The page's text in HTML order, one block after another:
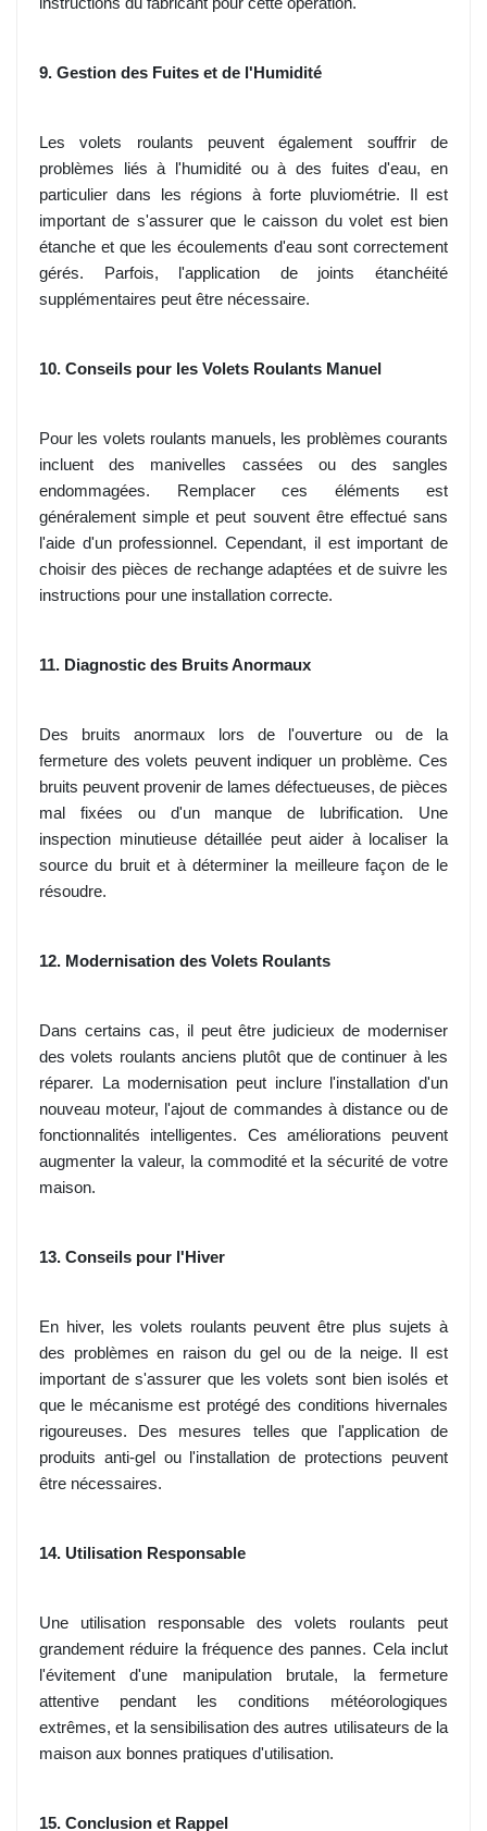
instructions du fabricant pour cette opération.
9. Gestion des Fuites et de l'Humidité
Les volets roulants peuvent également souffrir de
problèmes liés à l'humidité ou à des fuites d'eau, en
particulier dans les régions à forte pluviométrie. Il est
important de s'assurer que le caisson du volet est bien
étanche et que les écoulements d'eau sont correctement
gérés. Parfois, l'application de joints étanchéité
supplémentaires peut être nécessaire.
10. Conseils pour les Volets Roulants Manuel
Pour les volets roulants manuels, les problèmes courants
incluent des manivelles cassées ou des sangles
endommagées. Remplacer ces éléments est
généralement simple et peut souvent être effectué sans
l'aide d'un professionnel. Cependant, il est important de
choisir des pièces de rechange adaptées et de suivre les
instructions pour une installation correcte.
11. Diagnostic des Bruits Anormaux
Des bruits anormaux lors de l'ouverture ou de la
fermeture des volets peuvent indiquer un problème. Ces
bruits peuvent provenir de lames défectueuses, de pièces
mal fixées ou d'un manque de lubrification. Une
inspection minutieuse détaillée peut aider à localiser la
source du bruit et à déterminer la meilleure façon de le
résoudre.
12. Modernisation des Volets Roulants
Dans certains cas, il peut être judicieux de moderniser
des volets roulants anciens plutôt que de continuer à les
réparer. La modernisation peut inclure l'installation d'un
nouveau moteur, l'ajout de commandes à distance ou de
fonctionnalités intelligentes. Ces améliorations peuvent
augmenter la valeur, la commodité et la sécurité de votre
maison.
13. Conseils pour l'Hiver
En hiver, les volets roulants peuvent être plus sujets à
des problèmes en raison du gel ou de la neige. Il est
important de s'assurer que les volets sont bien isolés et
que le mécanisme est protégé des conditions hivernales
rigoureuses. Des mesures telles que l'application de
produits anti-gel ou l'installation de protections peuvent
être nécessaires.
14. Utilisation Responsable
Une utilisation responsable des volets roulants peut
grandement réduire la fréquence des pannes. Cela inclut
l'évitement d'une manipulation brutale, la fermeture
attentive pendant les conditions météorologiques
extrêmes, et la sensibilisation des autres utilisateurs de la
maison aux bonnes pratiques d'utilisation.
15. Conclusion et Rappel